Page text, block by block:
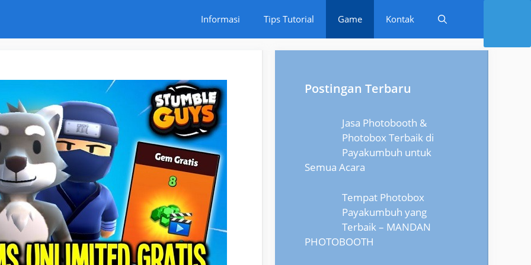
Informasi Tips Tutorial Game Kontak
Postingan Terbaru
Jasa Photobooth &
Photobox Terbaik di
Payakumbuh untuk
Semua Acara
Tempat Photobox
Payakumbuh yang
Terbaik – MANDAN
PHOTOBOOTH